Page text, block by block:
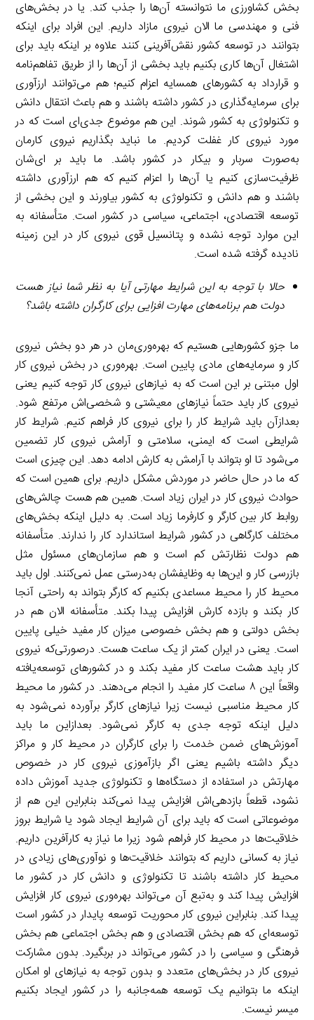
بخش کشاورزی ما نتوانسته آن‌ها را جذب کند. یا در بخش‌های
فنی و مهندسی ما الان نیروی مازاد داریم. این افراد برای اینکه
بتوانند در توسعه کشور نقش‌آفرینی کنند علاوه بر اینکه باید برای
اشتغال آن‌ها کاری بکنیم باید بخشی از آن‌ها را از طریق تفاهم‌نامه
و قرارداد به کشورهای همسایه اعزام کنیم؛ هم می‌توانند ارزآوری
برای سرمایه‌گذاری در کشور داشته باشند و هم باعث انتقال دانش
و تکنولوژی به کشور شوند. این هم موضوع جدی‌ای است که در
مورد نیروی کار غفلت کردیم. ما نباید بگذاریم نیروی کارمان
به‌صورت سربار و بیکار در کشور باشد. ما باید بر ای‌شان
ظرفیت‌سازی کنیم یا آن‌ها را اعزام کنیم که هم ارزآوری داشته
باشند و هم دانش و تکنولوژی به کشور بیاورند و این بخشی از
توسعه اقتصادی، اجتماعی، سیاسی در کشور است. متأسفانه به
این موارد توجه نشده و پتانسیل قوی نیروی کار در این زمینه
نادیده گرفته شده است.
حالا با توجه به این شرایط مهارتی آیا به نظر شما نیاز هست
دولت هم برنامه‌های مهارت افزایی برای کارگران داشته باشد؟
ما جزو کشورهایی هستیم که بهره‌وری‌مان در هر دو بخش نیروی
کار و سرمایه‌های مادی پایین است. بهره‌وری در بخش نیروی کار
اول مبتنی بر این است که به نیازهای نیروی کار توجه کنیم یعنی
نیروی کار باید حتماً نیازهای معیشتی و شخصی‌اش مرتفع شود.
بعدازآن باید شرایط کار را برای نیروی کار فراهم کنیم. شرایط کار
شرایطی است که ایمنی، سلامتی و آرامش نیروی کار تضمین
می‌شود تا او بتواند با آرامش به کارش ادامه دهد. این چیزی است
که ما در حال حاضر در موردش مشکل داریم. برای همین است که
حوادث نیروی کار در ایران زیاد است. همین هم هست چالش‌های
روابط کار بین کارگر و کارفرما زیاد است. به دلیل اینکه بخش‌های
مختلف کارگاهی در کشور شرایط استاندارد کار را ندارند. متأسفانه
هم دولت نظارتش کم است و هم سازمان‌های مسئول مثل
بازرسی کار و این‌ها به وظایفشان به‌درستی عمل نمی‌کنند. اول باید
محیط کار را محیط مساعدی بکنیم که کارگر بتواند به راحتی آنجا
کار بکند و بازده کارش افزایش پیدا بکند. متأسفانه الان هم در
بخش دولتی و هم بخش خصوصی میزان کار مفید خیلی پایین
است. یعنی در ایران کمتر از یک ساعت هست. درصورتی‌که نیروی
کار باید هشت ساعت کار مفید بکند و در کشورهای توسعه‌یافته
واقعاً این ۸ ساعت کار مفید را انجام می‌دهند. در کشور ما محیط
کار محیط مناسبی نیست زیرا نیازهای کارگر برآورده نمی‌شود به
دلیل اینکه توجه جدی به کارگر نمی‌شود. بعدازاین ما باید
آموزش‌های ضمن خدمت را برای کارگران در محیط کار و مراکز
دیگر داشته باشیم یعنی اگر بازآموزی نیروی کار در خصوص
مهارتش در استفاده از دستگاه‌ها و تکنولوژی جدید آموزش داده
نشود، قطعاً بازدهی‌اش افزایش پیدا نمی‌کند بنابراین این هم از
موضوعاتی است که باید برای آن شرایط ایجاد شود یا شرایط بروز
خلاقیت‌ها در محیط کار فراهم شود زیرا ما نیاز به کارآفرین داریم.
نیاز به کسانی داریم که بتوانند خلاقیت‌ها و نوآوری‌های زیادی در
محیط کار داشته باشند تا تکنولوژی و دانش کار در کشور ما
افزایش پیدا کند و به‌تبع آن می‌تواند بهره‌وری نیروی کار افزایش
پیدا کند. بنابراین نیروی کار محوریت توسعه پایدار در کشور است
توسعه‌ای که هم بخش اقتصادی و هم بخش اجتماعی هم بخش
فرهنگی و سیاسی را در کشور می‌تواند در بربگیرد. بدون مشارکت
نیروی کار در بخش‌های متعدد و بدون توجه به نیازهای او امکان
اینکه ما بتوانیم یک توسعه همه‌جانبه را در کشور ایجاد بکنیم
میسر نیست.